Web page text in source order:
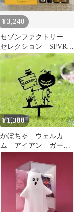
¥3,240
セゾンファクトリー
セレクション SFVR-
30SRI
¥1,380
かぼちゃ ウェルカ
ム アイアン ガーデ
グ 庭装飾 ハロウィ